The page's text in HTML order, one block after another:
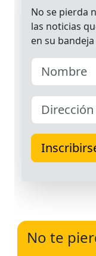
No te